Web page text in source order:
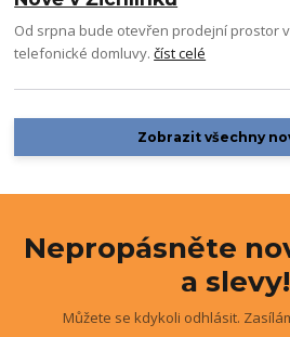
Od srpna bude otevřen prodejní prostor
telefonické domluvy.číst celé
Zobrazit všechny
Nepropásněte
a slevy!
Můžete se kdykoli odhlásit.